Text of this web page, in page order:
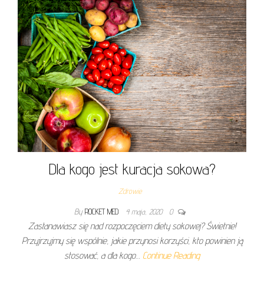
Dla kogo jest kuracja sokowa?
Zdrowie
By ROCKET MED 4 maja, 2020 0
Zastanawiasz się nad rozpoczęciem diety sokowej? Świetnie!
Przyjrzyjmy się wspólnie, jakie przynosi korzyści, kto powinien ją
stosować, a dla kogo… Continue Reading